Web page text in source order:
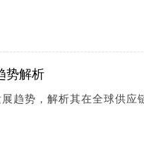
势解析
趋势，解析其在全球供应